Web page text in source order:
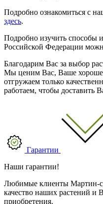
Подробно ознакомиться с
здесь.
Подробно изучить способы
Российской Федерации
Благодарим Вас за выбор
Мы ценим Вас, Ваше
отгружаем только
работаем, чтобы доставить
Гарантии
Наши гарантии!
Любимые клиенты Мартин-
качество наших растений и
приобретения.